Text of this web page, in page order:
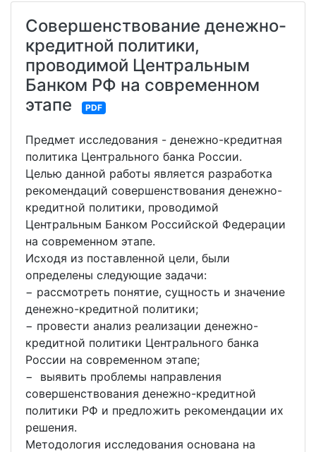
Совершенствование денежно-
кредитной политики,
проводимой Центральным
Банком РФ на современном
этапе
PDF
Предмет исследования - денежно-кредитная
политика Центрального банка России.
Целью данной работы является разработка
рекомендаций совершенствования денежно-
кредитной политики, проводимой
Центральным Банком Российской Федерации
на современном этапе.
Исходя из поставленной цели, были
определены следующие задачи:
− рассмотреть понятие, сущность и значение
денежно-кредитной политики;
− провести анализ реализации денежно-
кредитной политики Центрального банка
России на современном этапе;
− выявить проблемы направления
совершенствования денежно-кредитной
политики РФ и предложить рекомендации их
решения.
Методология исследования основана на